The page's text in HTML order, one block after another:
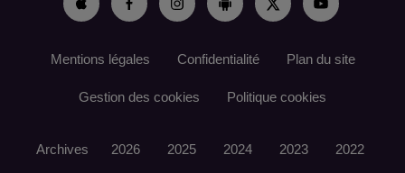
Mentions légales Confidentialité Plan du site
Gestion des cookies Politique cookies
Archives 2026 2025 2024 2023 2022